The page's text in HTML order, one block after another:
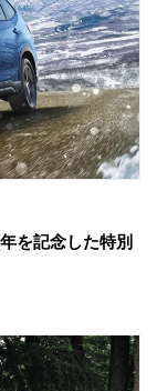
を記念した特別